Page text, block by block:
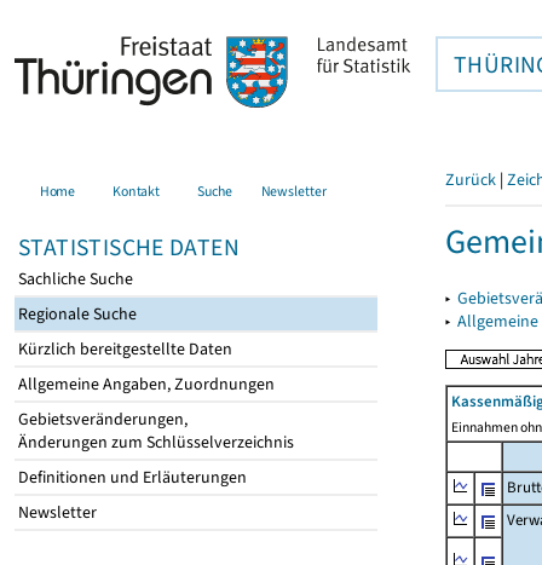
Home Kontakt Suche Newsletter
STATISTISCHE DATEN
Sachliche Suche
Regionale Suche
Kürzlich bereitgestellte Daten
Allgemeine Angaben, Zuordnungen
Gebietsveränderungen,
Änderungen zum Schlüsselverzeichnis
Definitionen und Erläuterungen
Newsletter
Zurück |
▸
▸
Einnahmen